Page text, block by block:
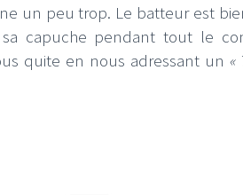
un peu trop. Le batteur est
sa capuche pendant tout le
quite en nous adressant un «